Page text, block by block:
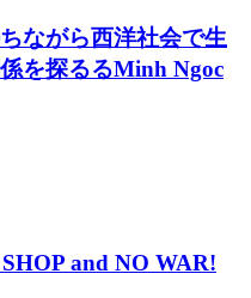
ながら西洋社会で生
を探るるMinh Ngoc
and NO WAR!